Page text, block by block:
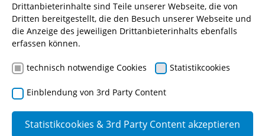
Suchen
Delikt- und
Korruptionsprävention für
Beschäftigte im
Rechnungsprüfungswesen
Drittanbieterinhalte sind Teile unserer Webseite, die von
Dritten bereitgestellt, die den Besuch unserer Webseite und
die Anzeige des jeweiligen Drittanbieterinhalts ebenfalls
erfassen können.
technisch notwendige Cookies Statistikcookies
Einblendung von 3rd Party Content
Statistikcookies & 3rd Party Content akzeptieren